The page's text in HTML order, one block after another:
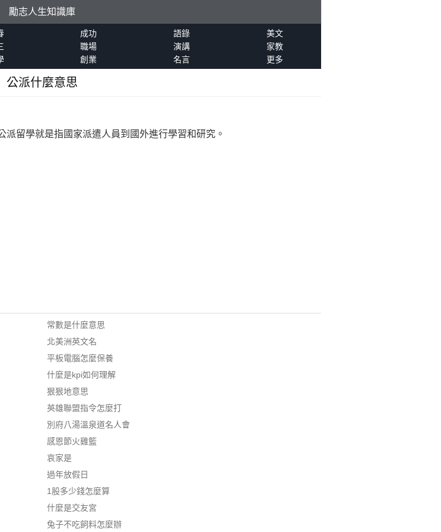
勵志人生知識庫
成功 語錄
美文
職場 演講
家教
創業 名言 更多
公派什麼意思
派留學就是指國家派遣人員到國外進行學習和研究。
常數是什麼意思
北美洲英文名
平板電腦怎麼保養
什麼是kpi如何理解
狠狠地意思
英雄聯盟指令怎麼打
別府八湯溫泉道名人會
感恩節火雞籃
哀家是
過年放假日
1股多少錢怎麼算
什麼是交友宮
兔子不吃飼料怎麼辦